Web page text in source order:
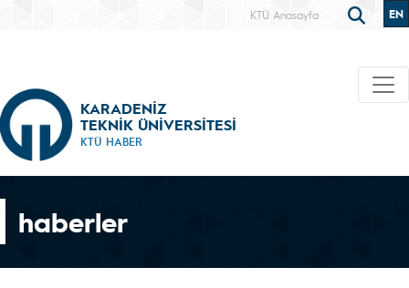
KTÜ Anasayfa EN
KARADENİZ
TEKNİK ÜNİVERSİTESİ
KTÜ HABER
haberler